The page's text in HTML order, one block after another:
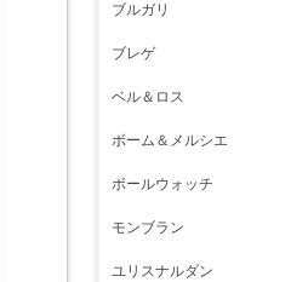
ブルガリ
ブレゲ
ベル＆ロス
ボーム＆メルシエ
ボールウォッチ
モンブラン
ユリスナルダン